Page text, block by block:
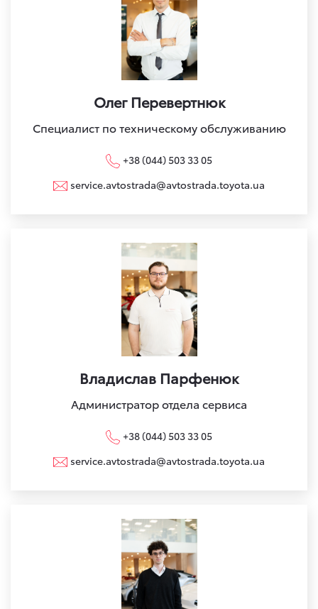
Олег Перевертнюк
Специалист по техническому обслуживанию
+38 (044) 503 33 05
service.avtostrada@avtostrada.toyota.ua
Владислав Парфенюк
Администратор отдела сервиса
+38 (044) 503 33 05
service.avtostrada@avtostrada.toyota.ua